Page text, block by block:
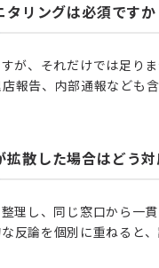
タリングは必須ですか
が、それだけでは足りま
報告、内部通報なども含
拡散した場合はどう対
理し、同じ窓口から一
反論を個別に重ねると